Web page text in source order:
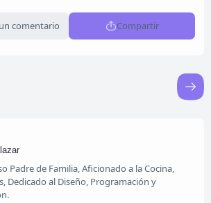
comentario Compartir
Padre de Familia, Aficionado a la Cocina,
Dedicado al Diseño, Programación y